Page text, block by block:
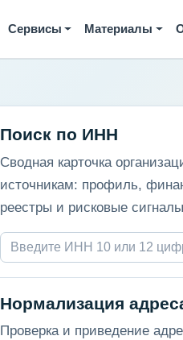
Сервисы Материалы
Поиск по ИНН
Сводная карточка
источникам: профиль,
реестры и рисковые
Нормализация
Проверка и приведение